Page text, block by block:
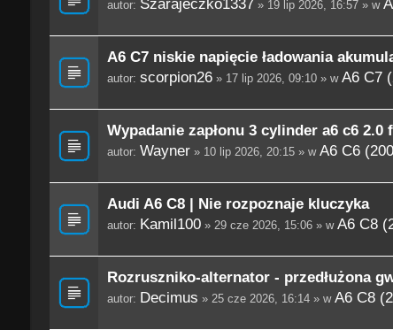
autor: Szarajeczko1337 » 19 lip 2026, 16:57 » w
A6 C7 niskie napięcie ładowania
autor: scorpion26» 17 lip 2026, 09:10 » w A6 C7
Wypadanie zapłonu 3 cylinder a6 c6 2.0
autor: Wayner» 10 lip 2026, 20:15 » w A6 C6
Audi A6 C8 | Nie rozpoznaje kluczyka
autor: Kamil100» 29 cze 2026, 15:06 » w A6 C8
Rozruszniko-alternator - przedłużona
autor: Decimus » 25 cze 2026, 16:14 » w A6 C8